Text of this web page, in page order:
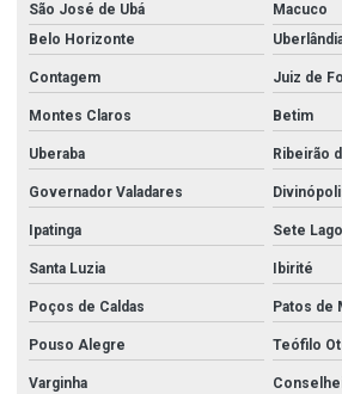
São José de Ubá
Macuco
Belo Horizonte
Contagem Juiz de
Montes Claros Betim
Uberaba Ribeirão
Governador Valadares
Ipatinga Sete
Santa Luzia Ibirité
Poços de Caldas Patos de
Pouso Alegre Teófilo
Varginha